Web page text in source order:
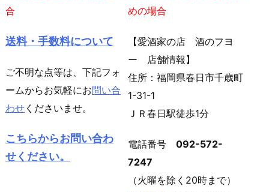
合
送料・手数料について
ご不明な点等は、下記フォ
ームからお気軽にお問い合
わせ くださいませ。
こちらからお問い合わ
せください。
めの場合
【愛酒家の店 酒のフヨ
ー 店舗情報】
住所：福岡県春日市千歳町
1-31-1
ＪＲ春日駅徒歩1分
電話番号 092-572-
7247
（火曜を除く20時まで）